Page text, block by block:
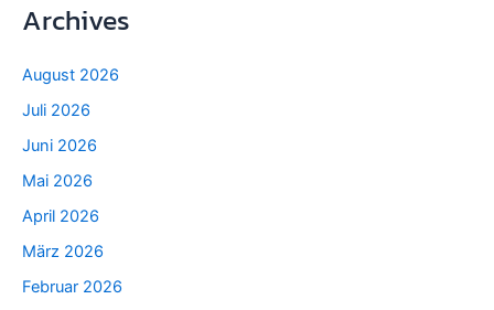
Archives
August 2026
Juli 2026
Juni 2026
Mai 2026
April 2026
März 2026
Februar 2026